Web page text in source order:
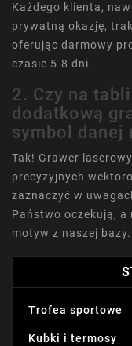
Każdego klienta,
prywatną okazję,
oferując darmowy
czasie 5-8 dni.
2. Czy na
dodatkową
symbol danej
Tak! Grawer
precyzyjnych
zaznaczyć w
Państwo oczekują,
motyw z naszej bazy.
Trofea sportowe
Kubki i termosy